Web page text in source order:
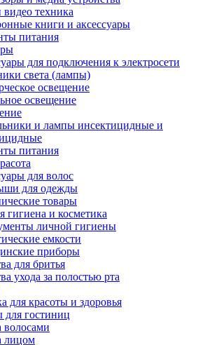
техника
книги и аксессуары
питания
для подключения к электросети
света (лампы)
освещение
освещение
и лампы инсектицидные и
питания
для волос
для одежды
товары
гигиена и косметика
личной гигиены
емкости
приборы
для бритья
ухода за полостью рта
для красоты и здоровья
для гостиниц
волосами
лицом